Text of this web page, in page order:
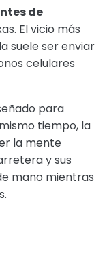
de
El vicio más
suele ser enviar
celulares
para
tiempo, la
la mente
y sus
mano mientras